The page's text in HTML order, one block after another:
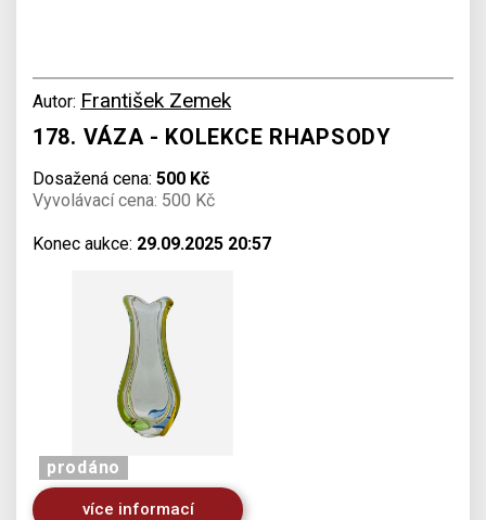
Autor: František Zemek
178. VÁZA - KOLEKCE RHAPSODY
Dosažená cena: 500 Kč
Vyvolávací cena: 500 Kč
Konec aukce: 29.09.2025 20:57
prodáno
více informací